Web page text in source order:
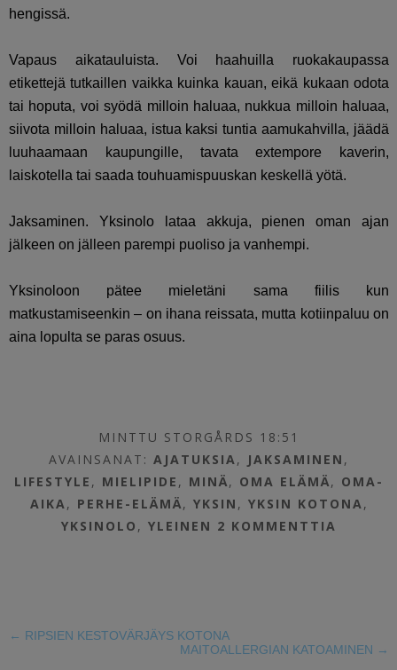
hengissä.
Vapaus aikatauluista. Voi haahuilla ruokakaupassa
etikettejä tutkaillen vaikka kuinka kauan, eikä kukaan odota
tai hoputa, voi syödä milloin haluaa, nukkua milloin haluaa,
siivota milloin haluaa, istua kaksi tuntia aamukahvilla, jäädä
luuhaamaan kaupungille, tavata extempore kaverin,
laiskotella tai saada touhuamispuuskan keskellä yötä.
Jaksaminen. Yksinolo lataa akkuja, pienen oman ajan
jälkeen on jälleen parempi puoliso ja vanhempi.
Yksinoloon pätee mieletäni sama fiilis kun
matkustamiseenkin – on ihana reissata, mutta kotiinpaluu on
aina lopulta se paras osuus.
MINTTU STORGÅRDS 18:51
AVAINSANAT:AJATUKSIA, JAKSAMINEN ,
LIFESTYLE , MIELIPIDE , MINÄ, OMA ELÄMÄ, OMA-
AIKA, PERHE-ELÄMÄ, YKSIN , YKSIN KOTONA,
YKSINOLO ,YLEINEN 2 KOMMENTTIA
← RIPSIEN KESTOVÄRJÄYS KOTONA
MAITOALLERGIAN KATOAMINEN →